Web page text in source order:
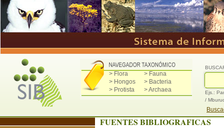
> Flora
> Fauna
> Hongos
> Bacteria
> Protista
> Archaea
Ejs.:
/
FUENTES BIBLIOGRAFICAS